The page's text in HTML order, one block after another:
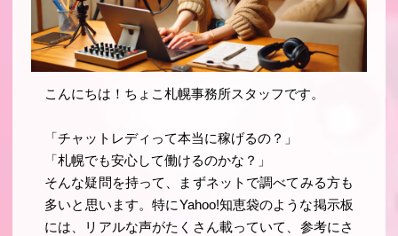
こんにちは！ちょこ札幌事務所スタッフです。
「チャットレディって本当に稼げるの？」
「札幌でも安心して働けるのかな？」
そんな疑問を持って、まずネットで調べてみる方も
多いと思います。特にYahoo!知恵袋のような掲示板
には、リアルな声がたくさん載っていて、参考にさ